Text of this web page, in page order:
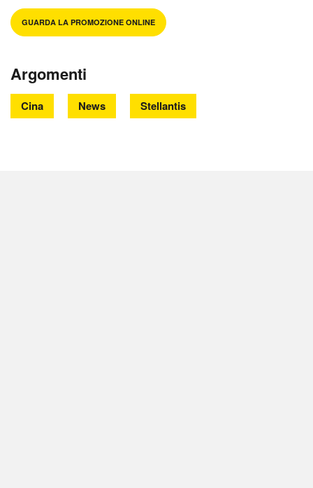
GUARDA LA PROMOZIONE ONLINE
Argomenti
Cina News Stellantis